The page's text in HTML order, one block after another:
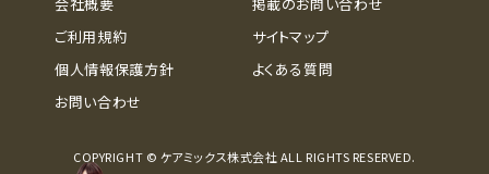
ご利用規約
個人情報保護方針
お問い合わせ
サイトマップ
よくある質問
COPYRIGHT © ケアミックス株式会社 ALL RIGHTS RESERVED.